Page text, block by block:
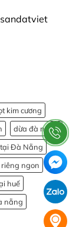
kim cương
dừa đà nẵng
Đà Nẵng
riêng ngon
huế
nẵng